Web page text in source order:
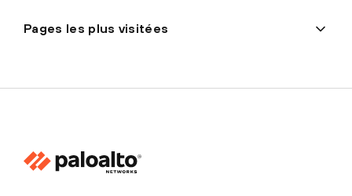
Pages les plus visitées